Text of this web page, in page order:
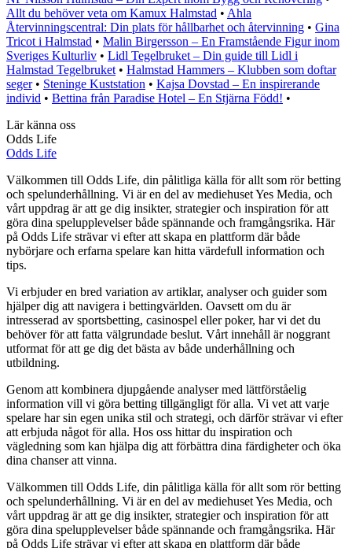
Allt du behöver veta om Kamux Halmstad • Ahla
Återvinningscentral: Din plats för hållbarhet och återvinning • Gina
Tricot i Halmstad • Malin Birgersson – En Framstående Figur inom
Sveriges Kulturliv • Lidl Tegelbruket – Din guide till Lidl i
Halmstad Tegelbruket • Halmstad Hammers – Klubben som doftar
seger• Steninge Kuststation • Kajsa Dovstad – En inspirerande
individ • Bettina från Paradise Hotel – En Stjärna Född! •
Lär känna oss
Odds Life
Odds Life
Välkommen till Odds Life, din pålitliga källa för allt som rör betting
och spelunderhållning. Vi är en del av mediehuset Yes Media, och
vårt uppdrag är att ge dig insikter, strategier och inspiration för att
göra dina spelupplevelser både spännande och framgångsrika. Här
på Odds Life strävar vi efter att skapa en plattform där både
nybörjare och erfarna spelare kan hitta värdefull information och
tips.
Vi erbjuder en bred variation av artiklar, analyser och guider som
hjälper dig att navigera i bettingvärlden. Oavsett om du är
intresserad av sportsbetting, casinospel eller poker, har vi det du
behöver för att fatta välgrundade beslut. Vårt innehåll är noggrant
utformat för att ge dig det bästa av både underhållning och
utbildning.
Genom att kombinera djupgående analyser med lättförståelig
information vill vi göra betting tillgängligt för alla. Vi vet att varje
spelare har sin egen unika stil och strategi, och därför strävar vi efter
att erbjuda något för alla. Hos oss hittar du inspiration och
vägledning som kan hjälpa dig att förbättra dina färdigheter och öka
dina chanser att vinna.
Välkommen till Odds Life, din pålitliga källa för allt som rör betting
och spelunderhållning. Vi är en del av mediehuset Yes Media, och
vårt uppdrag är att ge dig insikter, strategier och inspiration för att
göra dina spelupplevelser både spännande och framgångsrika. Här
på Odds Life strävar vi efter att skapa en plattform där både